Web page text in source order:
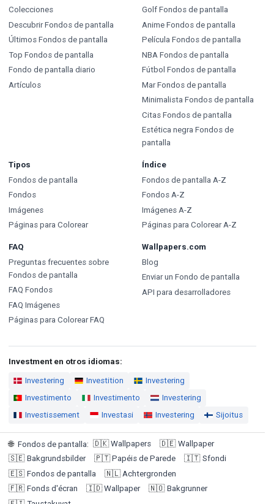
Colecciones
Descubrir Fondos de pantalla
Últimos Fondos de pantalla
Top Fondos de pantalla
Fondo de pantalla diario
Artículos
Golf Fondos de pantalla
Anime Fondos de pantalla
Película Fondos de pantalla
NBA Fondos de pantalla
Fútbol Fondos de pantalla
Mar Fondos de pantalla
Minimalista Fondos de pantalla
Citas Fondos de pantalla
Estética negra Fondos de
pantalla
Tipos
Fondos de pantalla
Fondos
Imágenes
Páginas para Colorear
Índice
Fondos de pantalla A-Z
Fondos A-Z
Imágenes A-Z
Páginas para Colorear A-Z
FAQ
Preguntas frecuentes sobre
Fondos de pantalla
FAQ Fondos
FAQ Imágenes
Páginas para Colorear FAQ
Wallpapers.com
Blog
Enviar un Fondo de pantalla
API para desarrolladores
Investment en otros idiomas:
Investering Investition
Investering
Investimento
Investimento
Investering
Investissement
Investasi Investering Sijoitus
🌐 Fondos de pantalla: 🇩🇰 Wallpapers 🇩🇪 Wallpaper
🇸🇪 Bakgrundsbilder 🇵🇹 Papéis de Parede 🇮🇹 Sfondi
🇪🇸 Fondos de pantalla 🇳🇱 Achtergronden
🇫🇷 Fonds d'écran 🇮🇩 Wallpaper 🇳🇴 Bakgrunner